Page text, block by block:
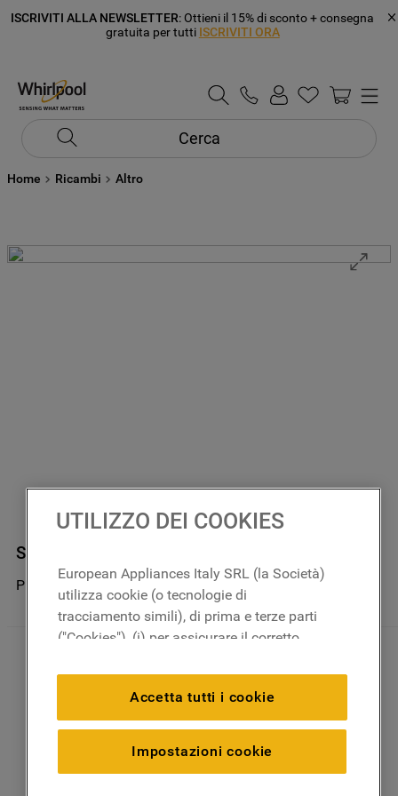
ISCRIVITI ALLA NEWSLETTER: Ottieni il 15% di sconto + consegna
gratuita per tutti ISCRIVITI ORA
Cerca
Home Ricambi Altro
Supporto Cestello Superiore 'ls45' J00060964
Prodotto non disponibile nel negozio
UTILIZZO DEI COOKIES
European Appliances Italy SRL (la Società)
utilizza cookie (o tecnologie di
tracciamento simili), di prima e terze parti
("Cookies"), (i) per assicurare il corretto
impostazioni scelte dall'utente e per
migliorare l'esperienza di navigazione
(cookie tecnici), (ii) per finalità statistiche e
per rilevare l’audience del nostro sito e
Accetta tutti i cookie
Impostazioni cookie